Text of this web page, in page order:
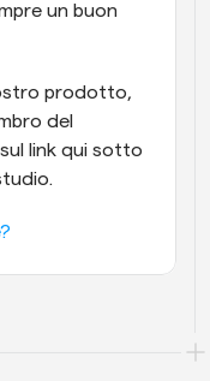
un buon
prodotto,
del
link qui sotto